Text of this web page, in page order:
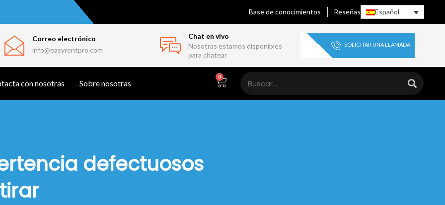
Base de conocimientos Reseñas Español
Correo electrónico
info@easyrentpro.com
Chat en vivo
Nosotras estamos disponibles
para chatear
SOLICITAR UNA LLAMADA
con nosotras Sobre nosotras
0
defectuosos